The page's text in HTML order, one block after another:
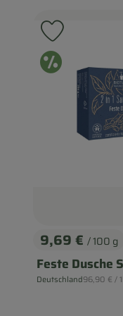
, Preis:
9,69 € / 100 g
Feste Dusche
, Herkunft:
Deutschland,96,90 € /
Produkt